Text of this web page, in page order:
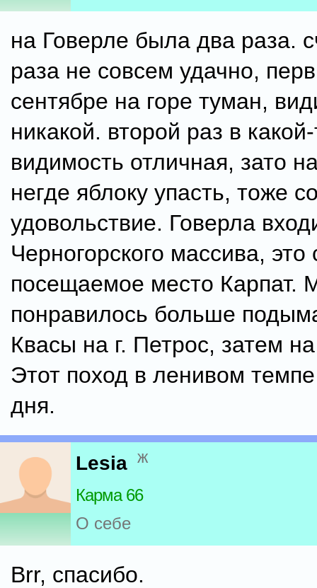
на Говерле была два раза.
раза не совсем удачно,
сентябре на горе туман,
никакой. второй раз в
видимость отличная, зато
негде яблоку упасть, тоже
удовольствие. Говерла
Черногорского массива, это
посещаемое место Карпат.
понравилось больше
Квасы на г. Петрос, затем
Этот поход в ленивом
дня.
Lesia ж
Карма 66
О себе
Brr, спасибо.